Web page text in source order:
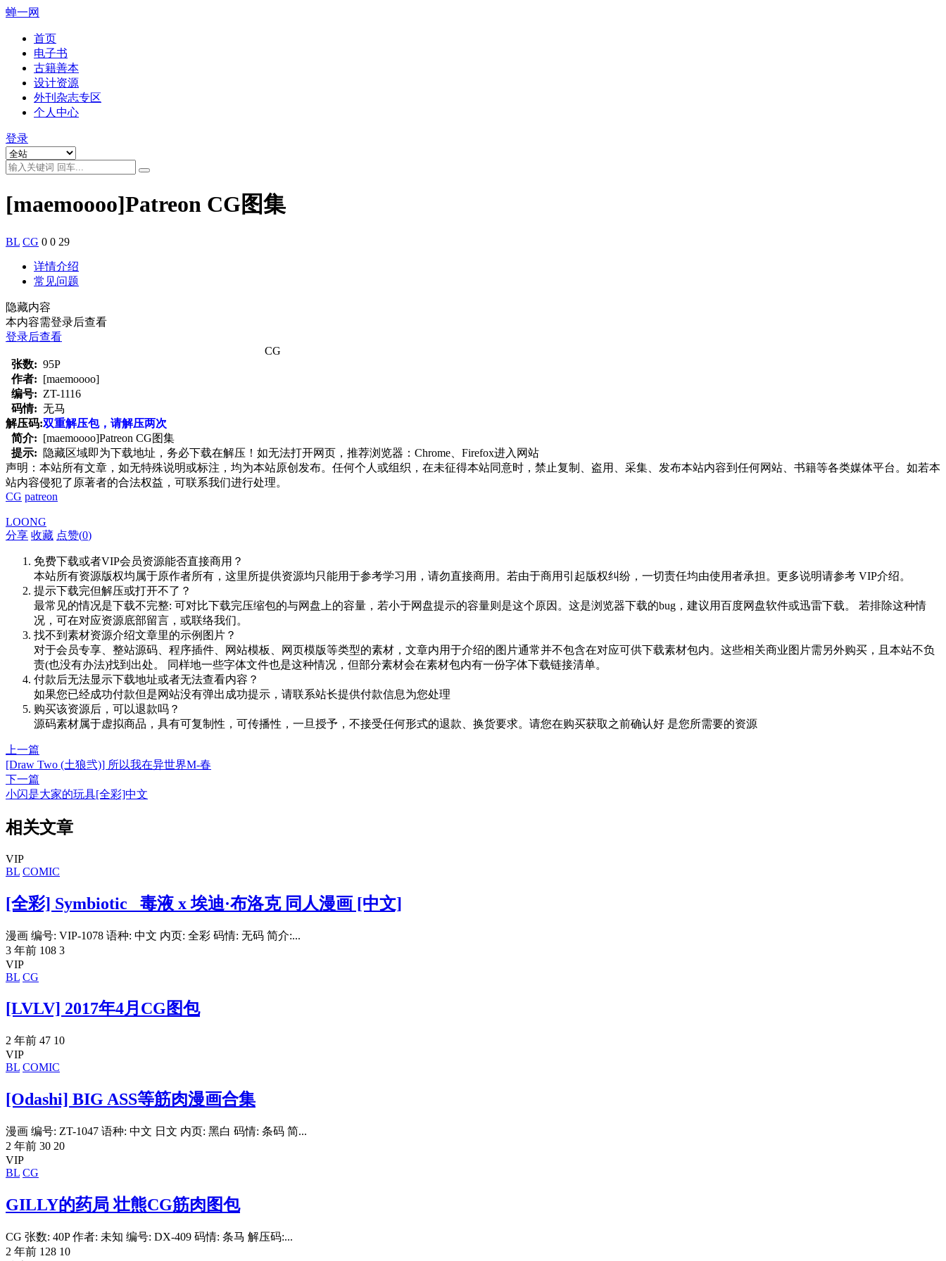
蝉一网
首页
电子书
古籍善本
设计资源
外刊杂志专区
个人中心
登录
[maemoooo]Patreon CG图集
BL CG 0 0 29
详情介绍
常见问题
隐藏内容
本内容需登录后查看
登录后查看
CG
张数: 95P
作者: [maemoooo]
编号: ZT-1116
码情: 无马
解压码:双重解压包，请解压两次
简介: [maemoooo]Patreon CG图集
提示:
隐藏区域即为下载地址，务必下载在解压！如无法打开网页，推荐浏览器：Chrome、Firefox进入网站
声明：本站所有文章，如无特殊说明或标注，均为本站原创发布。任何个人或组织，在未征得本站同意时，禁止复制、盗用、采集、发布本站内容到任何网站、书籍等各类媒体平台。如若本
站内容侵犯了原著者的合法权益，可联系我们进行处理。
CG patreon
LOONG
分享 收藏 点赞(0)
免费下载或者VIP会员资源能否直接商用？
本站所有资源版权均属于原作者所有，这里所提供资源均只能用于参考学习用，请勿直接商用。若由于商用引起版权纠纷，一切责任均由使用者承担。更多说明请参考 VIP介绍。
提示下载完但解压或打开不了？
最常见的情况是下载不完整: 可对比下载完压缩包的与网盘上的容量，若小于网盘提示的容量则是这个原因。这是浏览器下载的bug，建议用百度网盘软件或迅雷下载。 若排除这种情
况，可在对应资源底部留言，或联络我们。
找不到素材资源介绍文章里的示例图片？
对于会员专享、整站源码、程序插件、网站模板、网页模版等类型的素材，文章内用于介绍的图片通常并不包含在对应可供下载素材包内。这些相关商业图片需另外购买，且本站不负
责(也没有办法)找到出处。 同样地一些字体文件也是这种情况，但部分素材会在素材包内有一份字体下载链接清单。
付款后无法显示下载地址或者无法查看内容？
如果您已经成功付款但是网站没有弹出成功提示，请联系站长提供付款信息为您处理
购买该资源后，可以退款吗？
源码素材属于虚拟商品，具有可复制性，可传播性，一旦授予，不接受任何形式的退款、换货要求。请您在购买获取之前确认好 是您所需要的资源
上一篇
[Draw Two (土狼弐)] 所以我在异世界M-春
下一篇
小闪是大家的玩具[全彩]中文
相关文章
VIP
BL COMIC
[全彩] Symbiotic_ 毒液 x 埃迪·布洛克 同人漫画 [中文]
漫画 编号: VIP-1078 语种: 中文 内页: 全彩 码情: 无码 简介:...
3 年前 108 3
VIP
BL CG
[LVLV] 2017年4月CG图包
2 年前 47 10
VIP
BL COMIC
[Odashi] BIG ASS等筋肉漫画合集
漫画 编号: ZT-1047 语种: 中文 日文 内页: 黑白 码情: 条码 简...
2 年前 30 20
VIP
BL CG
GILLY的药局 壮熊CG筋肉图包
CG 张数: 40P 作者: 未知 编号: DX-409 码情: 条马 解压码:...
2 年前 128 10